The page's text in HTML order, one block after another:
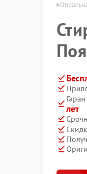
лет